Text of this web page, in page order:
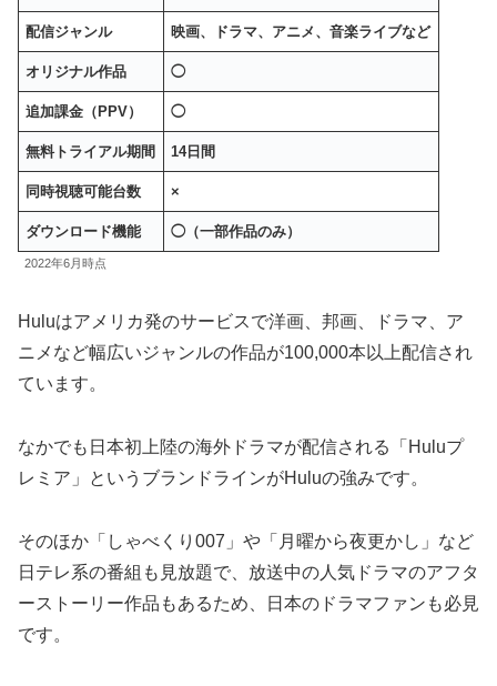
配信ジャンル 映画、ドラマ、アニメ、音楽ライブなど
オリジナル作品 ◯
追加課金（PPV） ◯
無料トライアル期間 14日間
同時視聴可能台数 ×
ダウンロード機能 ◯（一部作品のみ）
2022年6月時点
Huluはアメリカ発のサービスで洋画、邦画、ドラマ、ア
ニメなど幅広いジャンルの作品が100,000本以上配信され
ています。
なかでも日本初上陸の海外ドラマが配信される「Huluプ
レミア」というブランドラインがHuluの強みです。
そのほか「しゃべくり007」や「月曜から夜更かし」など
日テレ系の番組も見放題で、放送中の人気ドラマのアフタ
ーストーリー作品もあるため、日本のドラマファンも必見
です。